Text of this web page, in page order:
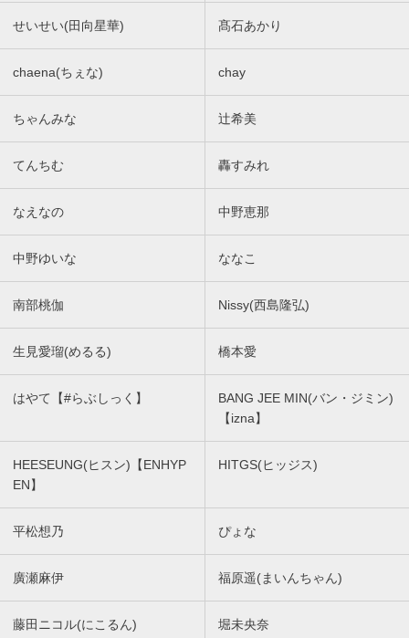
せいせい(田向星華) 髙石あかり
chaena(ちぇな) chay
ちゃんみな 辻希美
てんちむ 轟すみれ
なえなの 中野恵那
中野ゆいな ななこ
南部桃伽 Nissy(西島隆弘)
生見愛瑠(めるる) 橋本愛
はやて【#らぶしっく】
BANG JEE MIN(バン・ジミン)
【izna】
HEESEUNG(ヒスン)【ENHYP
EN】
HITGS(ヒッジス)
平松想乃 ぴょな
廣瀬麻伊 福原遥(まいんちゃん)
藤田ニコル(にこるん) 堀未央奈